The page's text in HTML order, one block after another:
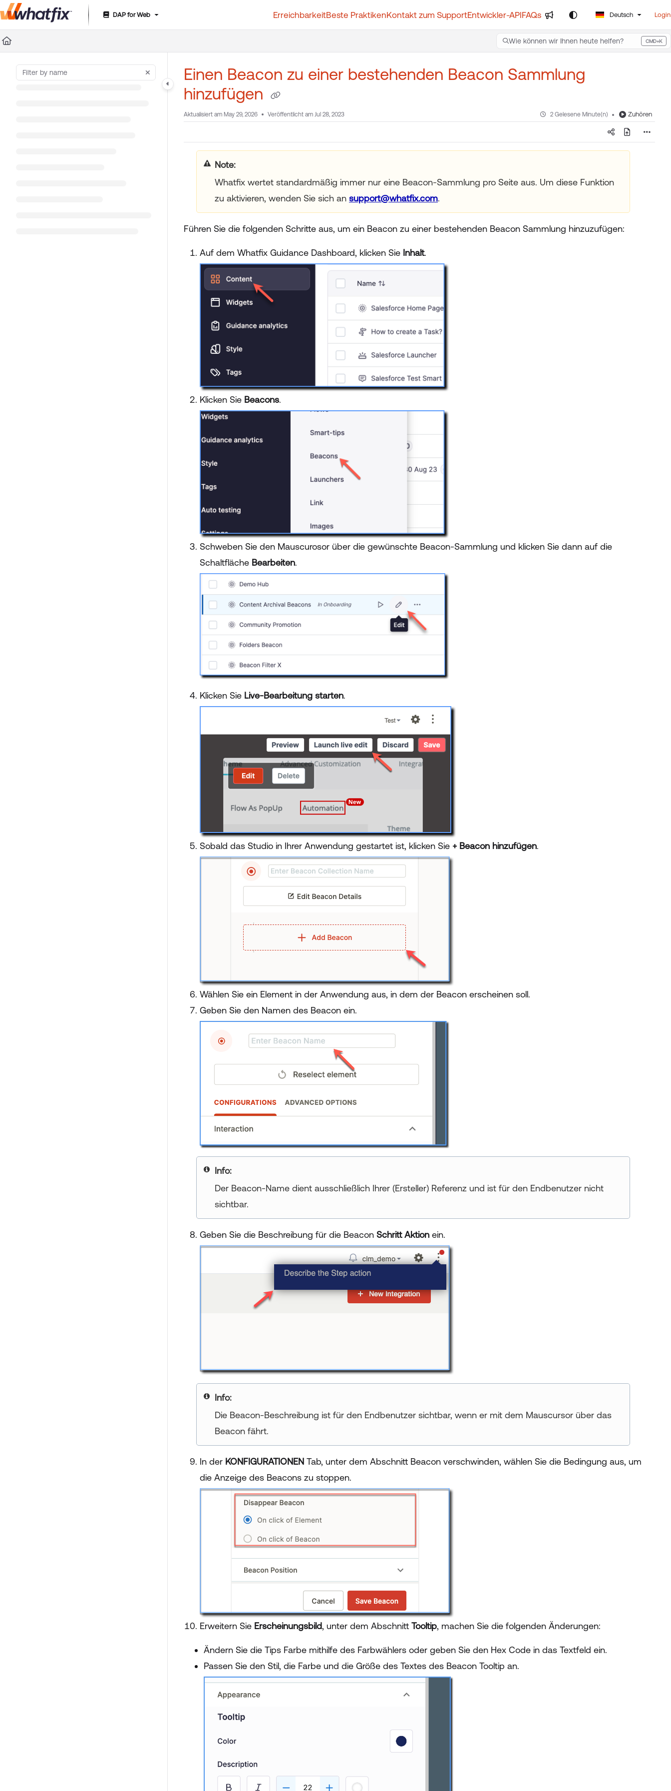
Documentation Index
Fetch the complete documentation index at:
DAP for Web ErreichbarkeitBeste PraktikenKontakt zum SupportEntwickler-APIFAQs Deutsch Login
Wie können wir Ihnen heute helfen? CMD+K
Press CMD+K to open search
Einen Beacon zu einer bestehenden Beacon Sammlung
hinzufügen
Aktualisiert am May 29, 2026 Veröffentlicht am Jul 28, 2023 2 Gelesene Minute(n) Zuhören
Note
Whatfix wertet standardmäßig immer nur eine Beacon-Sammlung pro Seite aus. Um diese Funktion
zu aktivieren, wenden Sie sich an support@whatfix.com.
Führen Sie die folgenden Schritte aus, um ein Beacon zu einer bestehenden Beacon Sammlung hinzuzufügen:
Auf dem Whatfix Guidance Dashboard, klicken Sie Inhalt.
Klicken Sie Beacons.
Schweben Sie den Mauscurosor über die gewünschte Beacon-Sammlung und klicken Sie dann auf die
Schaltfläche Bearbeiten.
Klicken Sie Live-Bearbeitung starten.
Sobald das Studio in Ihrer Anwendung gestartet ist, klicken Sie + Beacon hinzufügen.
Wählen Sie ein Element in der Anwendung aus, in dem der Beacon erscheinen soll.
Geben Sie den Namen des Beacon ein.
Info
Der Beacon-Name dient ausschließlich Ihrer (Ersteller) Referenz und ist für den Endbenutzer nicht
sichtbar.
Geben Sie die Beschreibung für die Beacon Schritt Aktion ein.
Info
Die Beacon-Beschreibung ist für den Endbenutzer sichtbar, wenn er mit dem Mauscursor über das
Beacon fährt.
In der KONFIGURATIONEN Tab, unter dem Abschnitt Beacon verschwinden, wählen Sie die Bedingung aus, um
die Anzeige des Beacons zu stoppen.
Erweitern Sie Erscheinungsbild, unter dem Abschnitt Tooltip, machen Sie die folgenden Änderungen:
Ändern Sie die Tips Farbe mithilfe des Farbwählers oder geben Sie den Hex Code in das Textfeld ein.
Passen Sie den Stil, die Farbe und die Größe des Textes des Beacon Tooltip an.